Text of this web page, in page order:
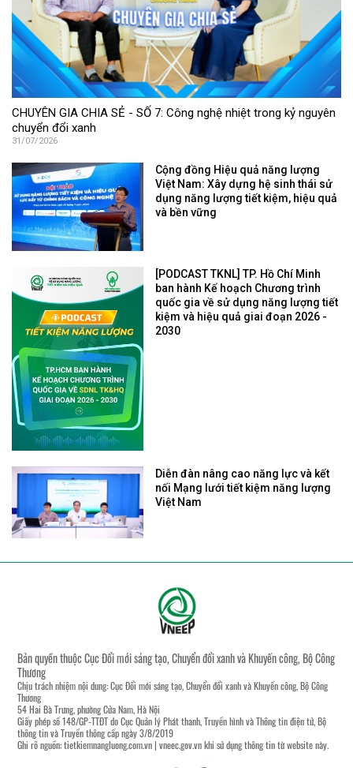
CHUYÊN GIA CHIA SẺ - SỐ 7: Công nghệ nhiệt trong kỷ nguyên
chuyển đổi xanh
31/07/2026
Cộng đồng Hiệu quả năng lượng
Việt Nam: Xây dựng hệ sinh thái sử
dụng năng lượng tiết kiệm, hiệu quả
và bền vững
[PODCAST TKNL] TP. Hồ Chí Minh
ban hành Kế hoạch Chương trình
quốc gia về sử dụng năng lượng tiết
kiệm và hiệu quả giai đoạn 2026 -
2030
Diễn đàn nâng cao năng lực và kết
nối Mạng lưới tiết kiệm năng lượng
Việt Nam
Bản quyền thuộc Cục Đổi mới sáng tạo, Chuyển đổi xanh và Khuyến công, Bộ Công
Thương
Chịu trách nhiệm nội dung: Cục Đổi mới sáng tạo, Chuyển đổi xanh và Khuyến công, Bộ Công
Thương
54 Hai Bà Trưng, phường Cửa Nam, Hà Nội
Giấy phép số 148/GP-TTĐT do Cục Quản lý Phát thanh, Truyền hình và Thông tin điện tử, Bộ
thông tin và Truyền thông cấp ngày 3/8/2019
Ghi rõ nguồn:tietkiemnangluong.com.vn| vneec.gov.vnkhi sử dụng thông tin từ website này.